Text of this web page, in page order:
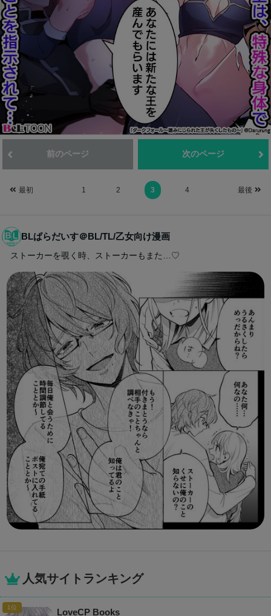
前のページ 次のページ
最初 1 2 3 4 最後
BLぱらだいす＠BL/TL/乙女向け漫画
ストーカーを覗く時、ストーカーもまた…♡
人気サイトランキング
LoveCP Books